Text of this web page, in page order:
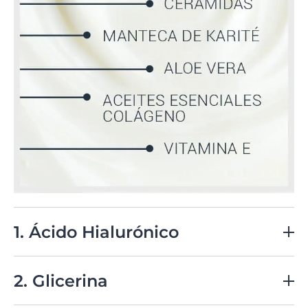
1. Ácido Hialurónico
intensiva y ayudando a suavizar la piel.
2. Glicerina